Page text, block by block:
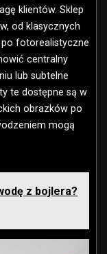
klientów. Sklep
od klasycznych
po fotorealistyczne
centralny
lub subtelne
te dostępne są w
obrazków po
mogą
z bojlera?